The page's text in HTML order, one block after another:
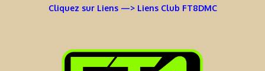
Cliquez sur Liens —> Liens Club FT8DMC